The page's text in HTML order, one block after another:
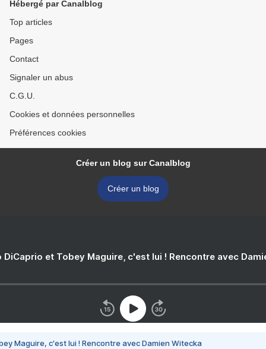
Hébergé par Canalblog
Top articles
Pages
Contact
Signaler un abus
C.G.U.
Cookies et données personnelles
Préférences cookies
Créer un blog sur Canalblog
Créer un blog
DiCaprio et Tobey Maguire, c'est lui ! Rencontre avec
Maguire, c'est lui ! Rencontre avec Damien Witecka